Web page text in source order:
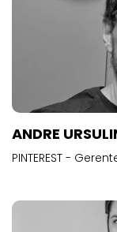
ANDRE
PINTEREST -